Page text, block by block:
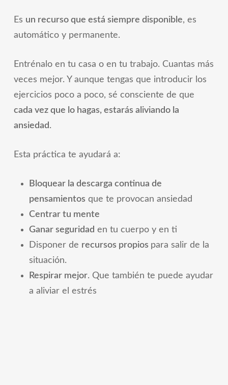
Es un recurso que está siempre disponible, es
automático y permanente.
Entrénalo en tu casa o en tu trabajo. Cuantas más
veces mejor. Y aunque tengas que introducir los
ejercicios poco a poco, sé consciente de que
cada vez que lo hagas, estarás aliviando la
ansiedad.
Esta práctica te ayudará a:
Bloquear la descarga continua de
pensamientos que te provocan ansiedad
Centrar tu mente
Ganar seguridad en tu cuerpo y en ti
Disponer de recursos propios para salir de la
situación.
Respirar mejor. Que también te puede ayudar
a aliviar el estrés